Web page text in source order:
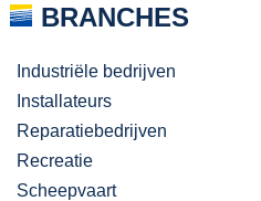
BRANCHES
Industriële bedrijven
Installateurs
Reparatiebedrijven
Recreatie
Scheepvaart